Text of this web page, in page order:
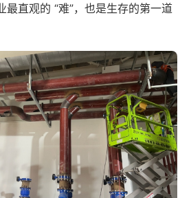
最直观的 “难”，也是生存的第一道